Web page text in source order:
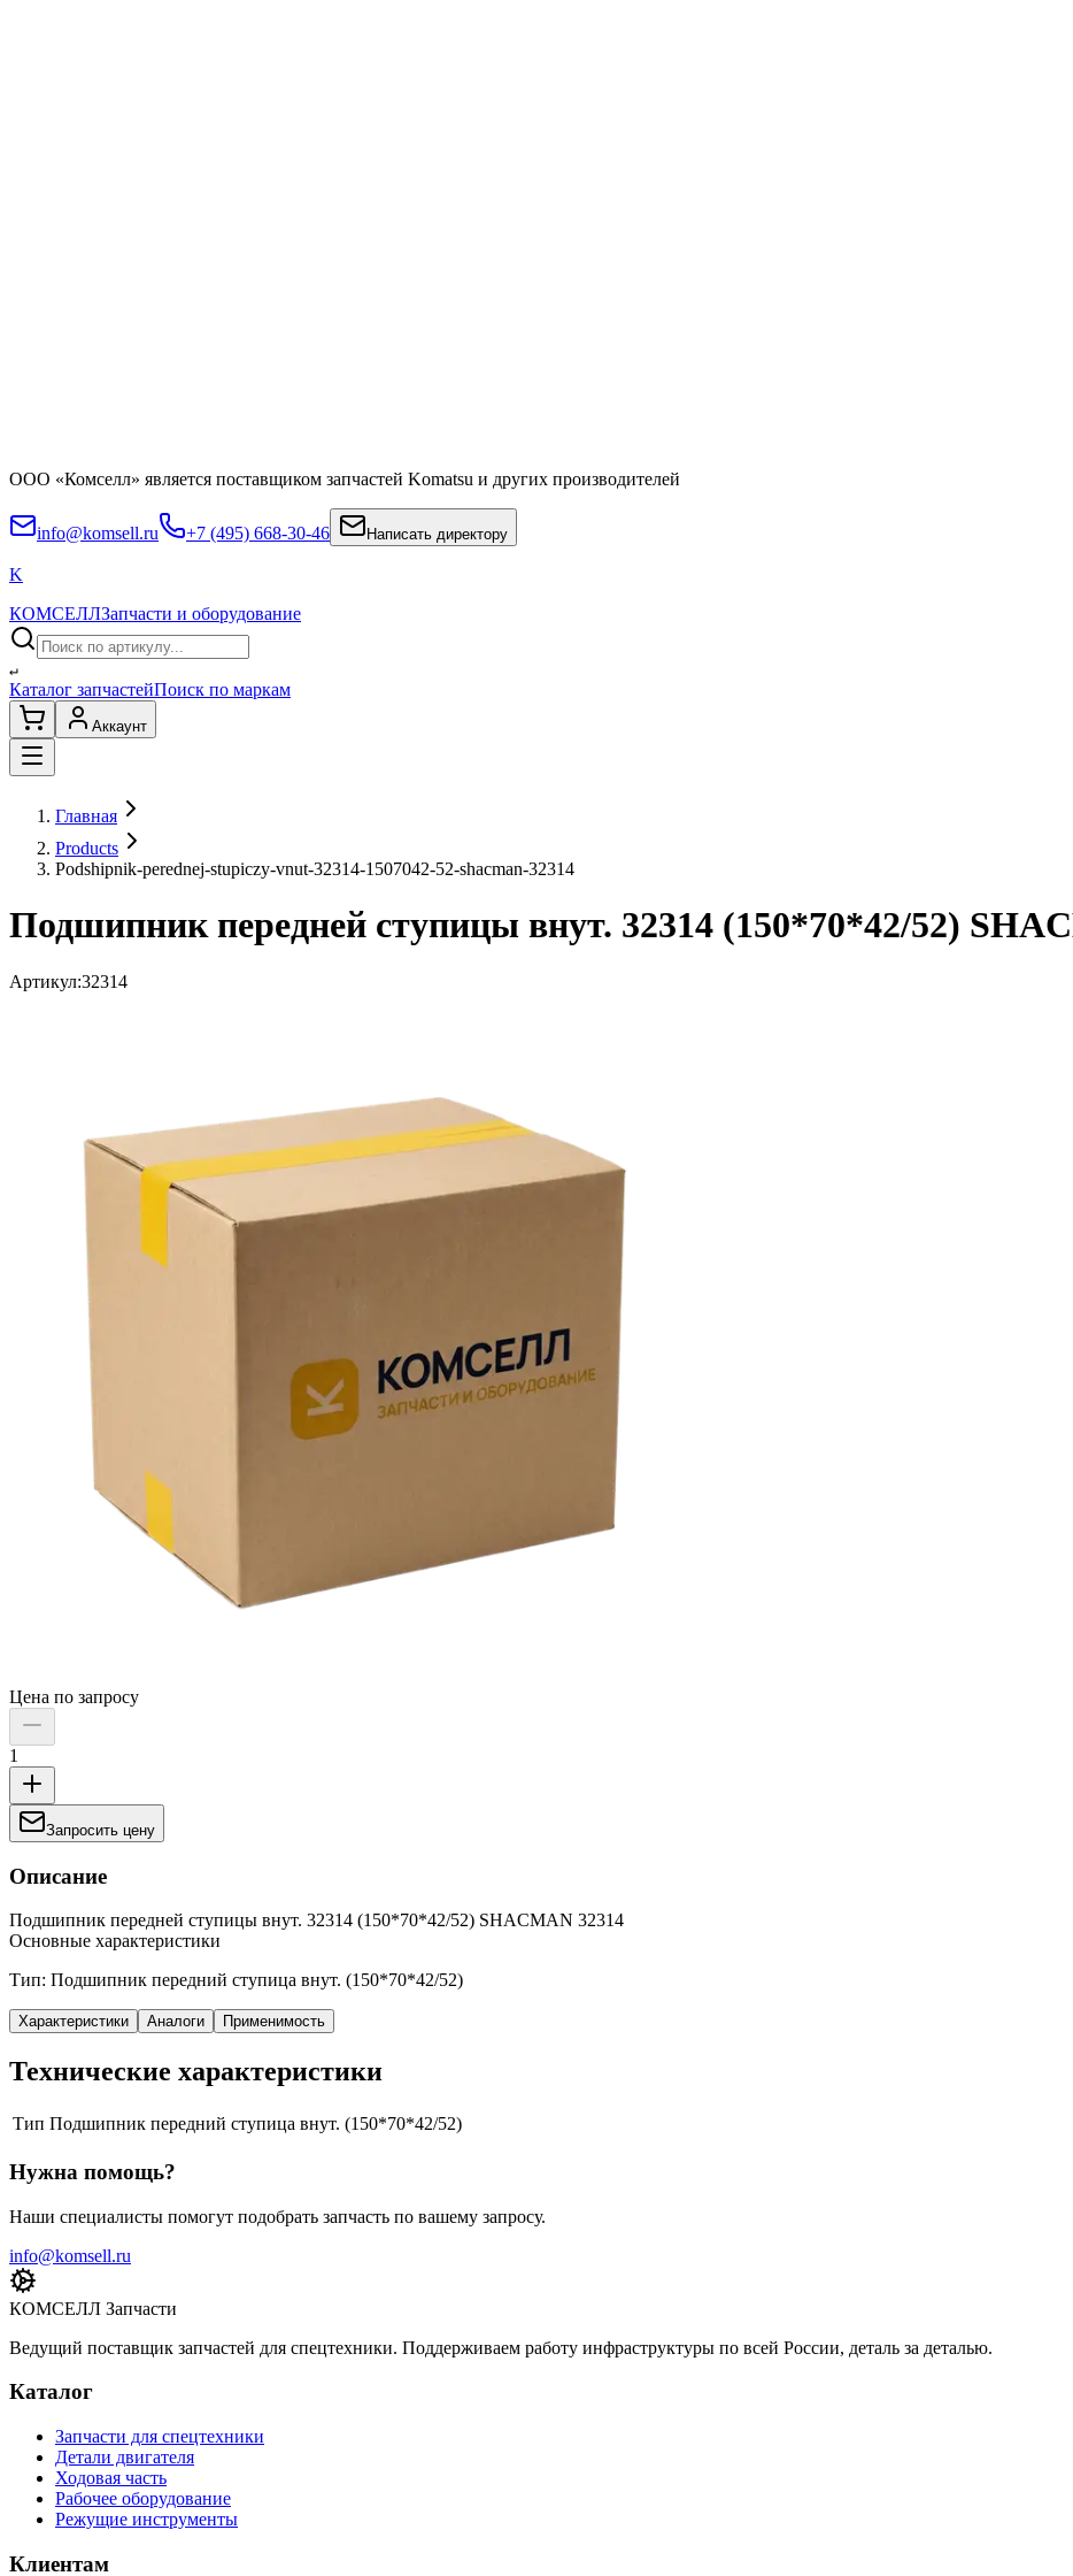
ООО «Комселл» является поставщиком запчастей Komatsu и других производителей
info@komsell.ru +7 (495) 668-30-46 Написать директору
K
КОМСЕЛЛЗапчасти и оборудование
↵
Каталог запчастейПоиск по маркам
Аккаунт
Главная
Products
Podshipnik-perednej-stupiczy-vnut-32314-1507042-52-shacman-32314
Подшипник передней ступицы внут. 32314 (150*70*42/52)
Артикул:32314
Цена по запросу
1
Запросить цену
Описание
Подшипник передней ступицы внут. 32314 (150*70*42/52) SHACMAN 32314
Основные характеристики
Тип: Подшипник передний ступица внут. (150*70*42/52)
Характеристики Аналоги Применимость
Технические характеристики
Тип Подшипник передний ступица внут. (150*70*42/52)
Нужна помощь?
Наши специалисты помогут подобрать запчасть по вашему запросу.
info@komsell.ru
КОМСЕЛЛ Запчасти
Ведущий поставщик запчастей для спецтехники. Поддерживаем работу инфраструктуры по всей России, деталь за деталью.
Каталог
Запчасти для спецтехники
Детали двигателя
Ходовая часть
Рабочее оборудование
Режущие инструменты
Клиентам